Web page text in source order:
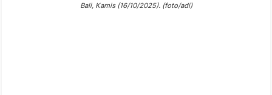
Bali, Kamis (16/10/2025). (foto/adi)